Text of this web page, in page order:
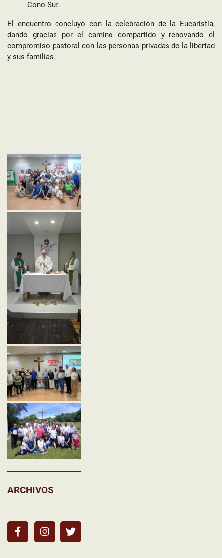
Cono Sur.
El encuentro concluyó con la celebración de la Eucaristía,
dando gracias por el camino compartido y renovando el
compromiso pastoral con las personas privadas de la libertad
y sus familias.
ARCHIVOS